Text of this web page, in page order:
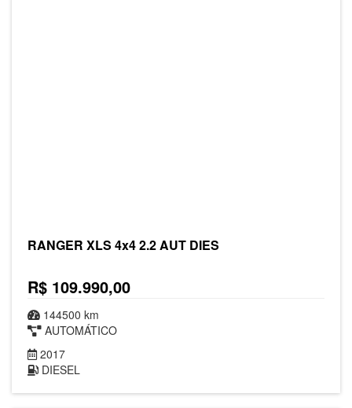
RANGER XLS 4x4 2.2 AUT DIES
R$ 109.990,00
144500 km
AUTOMÁTICO
2017
DIESEL